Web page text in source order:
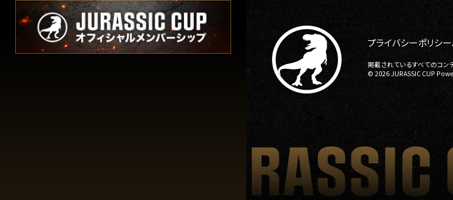
プライバシーポリシー
掲載されているすべてのコン
© 2026 JURASSIC CUP